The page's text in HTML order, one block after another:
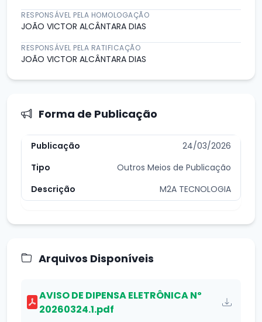
RESPONSÁVEL PELA HOMOLOGAÇÃO
JOÃO VICTOR ALCÂNTARA DIAS
RESPONSÁVEL PELA RATIFICAÇÃO
JOÃO VICTOR ALCÂNTARA DIAS
Forma de Publicação
24/03/2026
Outros Meios de Publicação
M2A TECNOLOGIA
Arquivos Disponíveis
AVISO DE DIPENSA ELETRÔNICA Nº
20260324.1.pdf